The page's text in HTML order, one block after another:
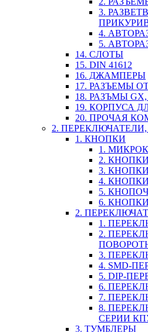
3.
4.
5.
14. СЛОТЫ
15. DIN 41612
16. ДЖАМПЕРЫ
17. РАЗЪЕМЫ
18. РАЗЪМЫ GX,
19. КОРПУСА
20. ПРОЧАЯ
2.
1. КНОПКИ
1.
2.
3.
4.
5.
6.
2.
1.
2.
3.
4. SMD-
5. DIP-
6.
7.
8.
СЕРИИ
3. ТУМБЛЕРЫ